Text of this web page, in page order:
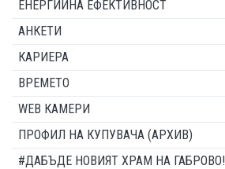
ЕНЕРГИЙНА ЕФЕКТИВНОСТ
АНКЕТИ
КАРИЕРА
ВРЕМЕТО
WEB КАМЕРИ
ПРОФИЛ НА КУПУВАЧА (АРХИВ)
#ДАБЪДЕ НОВИЯТ ХРАМ НА ГАБРОВО!